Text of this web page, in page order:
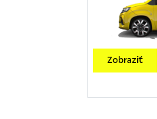
Zobraziť